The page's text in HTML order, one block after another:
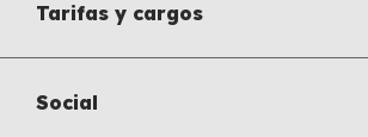
Tarifas y cargos
Social